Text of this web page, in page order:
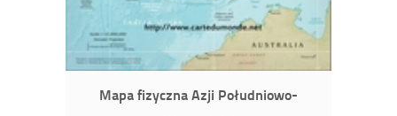
Mapa fizyczna Azji Południowo-